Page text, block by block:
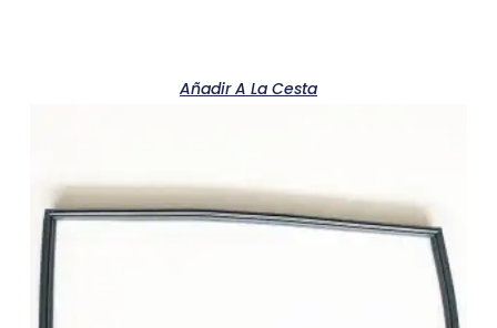
Añadir A La Cesta